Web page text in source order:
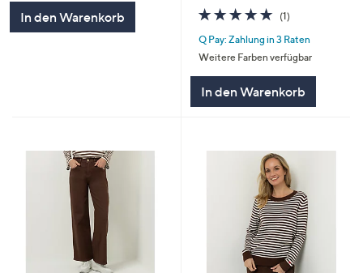
In den Warenkorb
5.0
von
5
(1)
Q Pay: Zahlung in 3 Raten
Weitere Farben verfügbar
In den Warenkorb